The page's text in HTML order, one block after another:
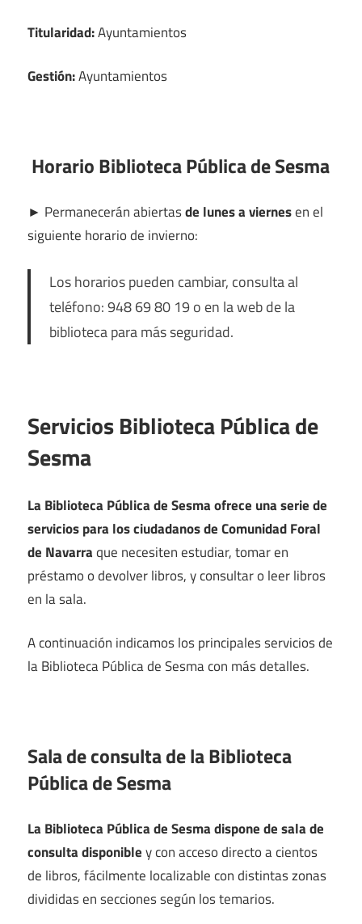
Titularidad:Ayuntamientos
Gestión:Ayuntamientos
Horario Biblioteca Pública de Sesma
► Permanecerán abiertasde lunes a viernesen el
siguiente horario de invierno:
Los horarios pueden cambiar, consulta al
teléfono: 948 69 80 19 o en la web de la
biblioteca para más seguridad.
Servicios Biblioteca Pública de
Sesma
La Biblioteca Pública de Sesma ofrece una serie de
servicios para los ciudadanos de Comunidad Foral
de Navarraque necesiten estudiar, tomar en
préstamo o devolver libros, y consultar o leer libros
en la sala.
A continuación indicamos los principales servicios de
la Biblioteca Pública de Sesma con más detalles.
Sala de consulta de la Biblioteca
Pública de Sesma
La Biblioteca Pública de Sesma dispone de sala de
consulta disponibley con acceso directo a cientos
de libros, fácilmente localizable con distintas zonas
divididas en secciones según los temarios.